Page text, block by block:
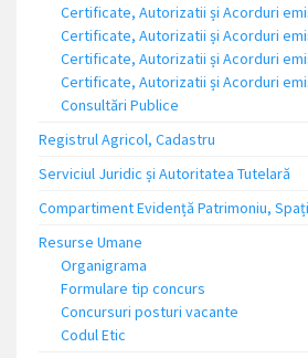
Certificate, Autorizatii și Acorduri
Certificate, Autorizatii și Acorduri
Certificate, Autorizatii și Acorduri
Certificate, Autorizatii și Acorduri
Consultări Publice
Registrul Agricol, Cadastru
Serviciul Juridic și Autoritatea Tutelară
Compartiment Evidență Patrimoniu,
Resurse Umane
Organigrama
Formulare tip concurs
Concursuri posturi vacante
Codul Etic